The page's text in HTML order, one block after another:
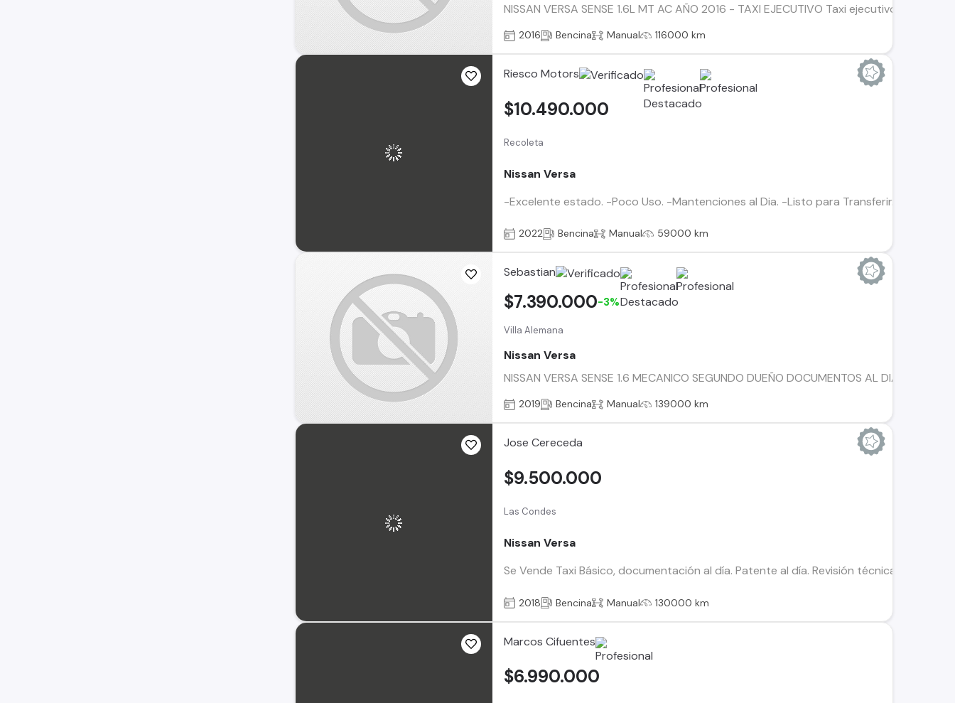
NISSAN VERSA SENSE 1.6L MT AC AÑO 2016 - TAXI EJECUTIVO Taxi ejecutivo
2016 Bencina Manual 116000 km
Riesco Motors
Recoleta
Nissan Versa
-Excelente estado. -Poco Uso. -Mantenciones al Dia. -Listo para Transferir. -Entrega
$10.490.000
2022 Bencina Manual 59000 km
Sebastian
Villa Alemana
Nissan Versa
NISSAN VERSA SENSE 1.6 MECANICO SEGUNDO DUEÑO DOCUMENTOS AL DIA SIN
$7.390.000-3%
2019 Bencina Manual 139000 km
Jose Cereceda
Las Condes
Nissan Versa
Se Vende Taxi Básico, documentación al día. Patente al día. Revisión técnica al día.
$9.500.000
2018 Bencina Manual 130000 km
Marcos Cifuentes
$6.990.000